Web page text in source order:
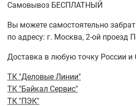
Самовывоз БЕСПЛАТНЫЙ
Вы можете самостоятельно
по адресу: г. Москва, 2-ой проезд
Доставка в любую точку России и
ТК "Деловые Линии"
ТК "Байкал Сервис"
ТК "ПЭК"